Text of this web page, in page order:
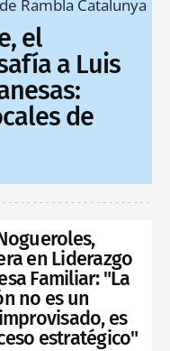
el
a Luis
de
en Liderazgo
Familiar: "La
no es un
es
estratégico"